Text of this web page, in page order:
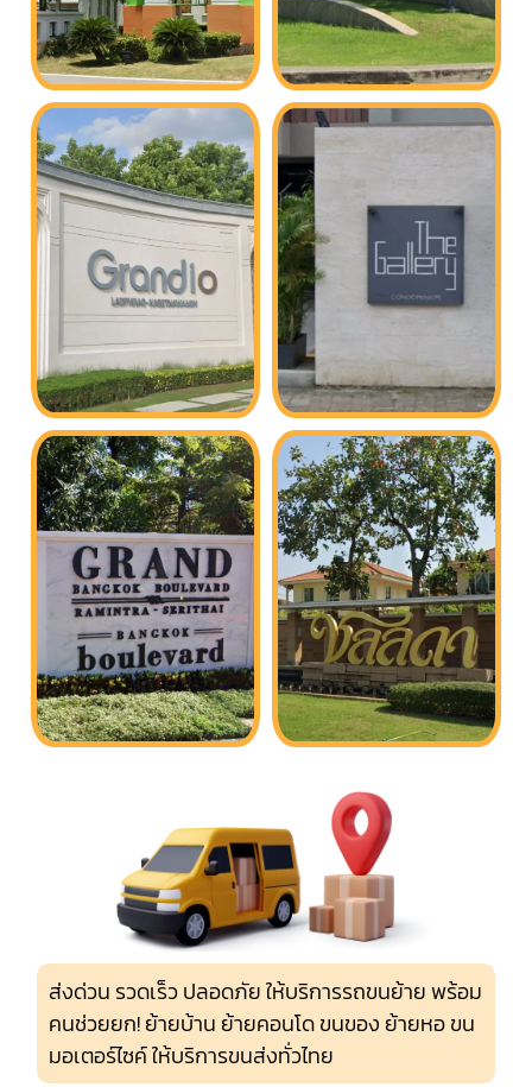
ส่งด่วน รวดเร็ว ปลอดภัย ให้บริการรถขนย้าย พร้อม
คนช่วยยก! ย้ายบ้าน ย้ายคอนโด ขนของ ย้ายหอ ขน
มอเตอร์ไซค์ ให้บริการขนส่งทั่วไทย